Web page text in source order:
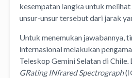
kesempatan langka untuk
unsur-unsur tersebut dari jarak
Untuk menemukan jawabannya,
internasional melakukan
Teleskop Gemini Selatan di Chile.
GRating INfrared Spectrograph